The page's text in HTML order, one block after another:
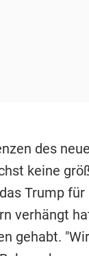
des
keine
Trump
verhängt
gehabt.